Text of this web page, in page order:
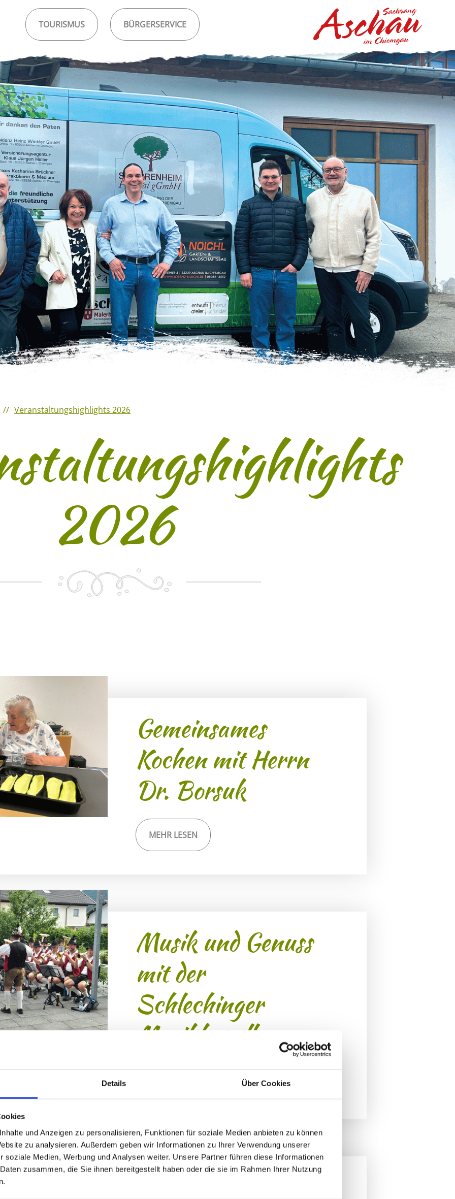
Details Über Cookies
und Anzeigen zu personalisieren, Funktionen für soziale Medien anbieten zu können
zu analysieren. Außerdem geben wir Informationen zu Ihrer Verwendung unserer
soziale Medien, Werbung und Analysen weiter. Unsere Partner führen diese Informationen
zusammen, die Sie ihnen bereitgestellt haben oder die sie im Rahmen Ihrer Nutzung
Veranstaltungshighlights 2026
2026
Gemeinsames
Kochen mit Herrn
Dr. Borsuk
MEHR LESEN
Musik und Genuss
mit der
Schlechinger
Musikkapelle
TOURISMUS BÜRGERSERVICE